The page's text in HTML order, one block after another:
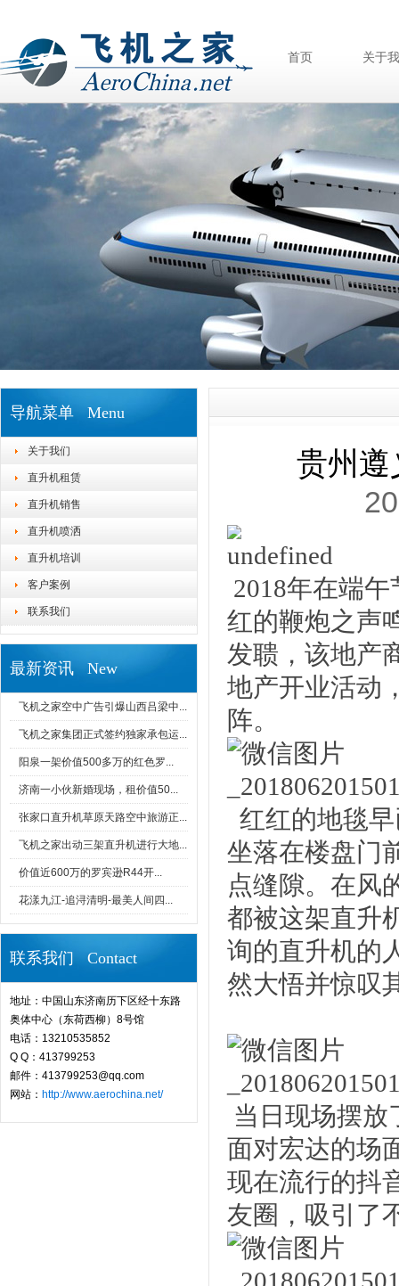
首页 关于
导航菜单 Menu
关于我们
直升机租赁
直升机销售
直升机喷洒
直升机培训
客户案例
联系我们
最新资讯 New
飞机之家空中广告引爆山西吕梁中...
飞机之家集团正式签约独家承包运...
阳泉一架价值500多万的红色罗...
济南一小伙新婚现场，租价值50...
张家口直升机草原天路空中旅游正...
飞机之家出动三架直升机进行大地...
价值近600万的罗宾逊R44开...
花漾九江-追浔清明-最美人间四...
联系我们 Contact
地址：中国山东济南历下区经十东路
奥体中心（东荷西柳）8号馆
电话：13210535852
Q Q：413799253
邮件：413799253@qq.com
网站： http://www.aerochina.net/
贵州遵
2018年在端
红的鞭炮之声
发聩，该地产
地产开业活动
阵。
红红的地毯
坐落在楼盘门
点缝隙。在风
都被这架直升
询的直升机的
然大悟并惊叹
当日现场摆放
面对宏达的场
现在流行的抖
友圈，吸引了